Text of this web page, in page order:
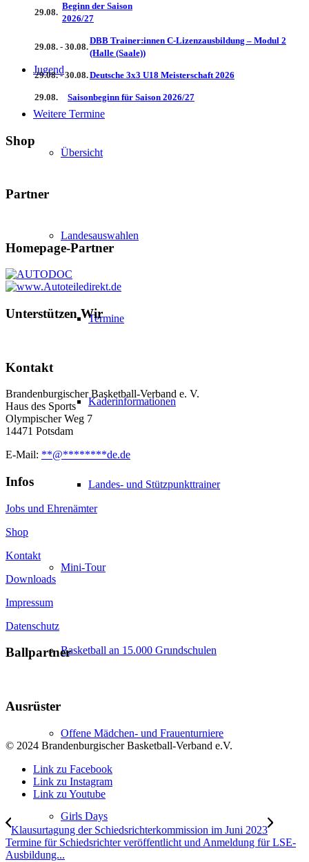
Jugend
Übersicht
Landesauswahlen
Termine
Kaderinformationen
Landes- und Stützpunkttrainer
Mini-Tour
Basketball an 15.000 Grundschulen
Offene Mädchen- und Frauenturniere
Girls Days
29.08.
Beginn der Saison
2026/27
29.08. - 30.08.
DBB Trainer:innen C-Lizenzausbildung – Modul 2
(Halle (Saale))
29.08. - 30.08.Deutsche 3x3 U18 Meisterschaft 2026
29.08. Saisonbeginn für Saison 2026/27
Weitere Termine
Shop
Partner
Homepage-Partner
Unterstützen Wir
Kontakt
Brandenburgischer Basketball-Verband e. V.
Haus des Sports
Olympischer Weg 7
14471 Potsdam
E-Mail: **@********de.de
Infos
Jobs und Ehrenämter
Shop
Kontakt
Downloads
Impressum
Datenschutz
Ballpartner
Ausrüster
© 2024 Brandenburgischer Basketball-Verband e.V.
Link zu Facebook
Link zu Instagram
Link zu Youtube
Klausurtagung der Schiedsrichterkommission im Juni 2023
Termine für Schiedsrichter veröffentlicht und Anmeldung für LSE-
Ausbildung...